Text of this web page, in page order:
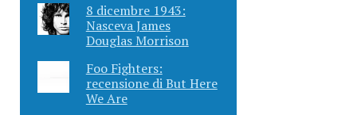
8 dicembre 1943:
Nasceva James
Douglas Morrison
Foo Fighters:
recensione di But Here
We Are